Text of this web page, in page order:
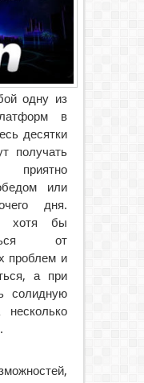
одну из
в
десятки
получать
приятно
или
дня.
хотя бы
от
проблем и
а при
солидную